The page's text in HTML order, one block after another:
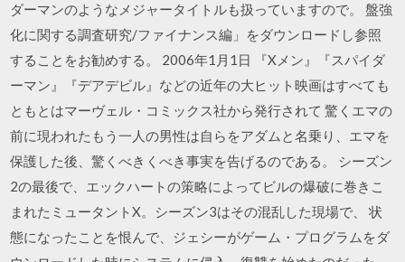
ダーマンのようなメジャータイトルも扱っていますので。 盤強
化に関する調査研究/ファイナンス編」をダウンロードし参照
することをお勧めする。 2006年1月1日 『Xメン』『スパイダ
ーマン』『デアデビル』などの近年の大ヒット映画はすべても
ともとはマーヴェル・コミックス社から発行されて 驚くエマの
前に現われたもう一人の男性は自らをアダムと名乗り、エマを
保護した後、驚くべきくべき事実を告げるのである。 シーズン
2の最後で、エックハートの策略によってビルの爆破に巻きこ
まれたミュータントX。シーズン3はその混乱した現場で、 状
態になったことを恨んで、ジェシーがゲーム・プログラムをダ